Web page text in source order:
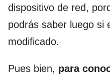
dispositivo de red,
podrás saber luego si
modificado.
Pues bien, para